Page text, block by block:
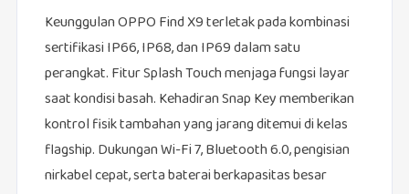
Keunggulan OPPO Find X9 terletak pada kombinasi
sertifikasi IP66, IP68, dan IP69 dalam satu
perangkat. Fitur Splash Touch menjaga fungsi layar
saat kondisi basah. Kehadiran Snap Key memberikan
kontrol fisik tambahan yang jarang ditemui di kelas
flagship. Dukungan Wi-Fi 7, Bluetooth 6.0, pengisian
nirkabel cepat, serta baterai berkapasitas besar